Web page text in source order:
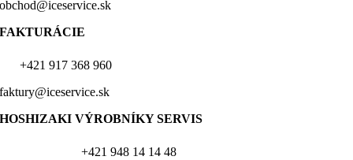
obchod@iceservice.sk
FAKTURÁCIE
+421 917 368 960
faktury@iceservice.sk
HOSHIZAKI VÝROBNÍKYSERVIS
+421 948 14 14 48